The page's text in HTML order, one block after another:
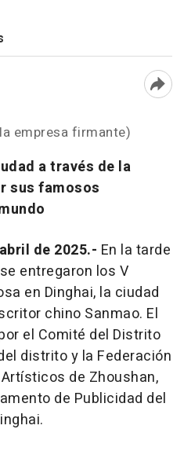
empresa firmante)
a través de la
sus famosos
de 2025.- En la tarde
entregaron los V
en Dinghai, la ciudad
chino Sanmao. El
el Comité del Distrito
distrito y la Federación
de Zhoushan,
de Publicidad del